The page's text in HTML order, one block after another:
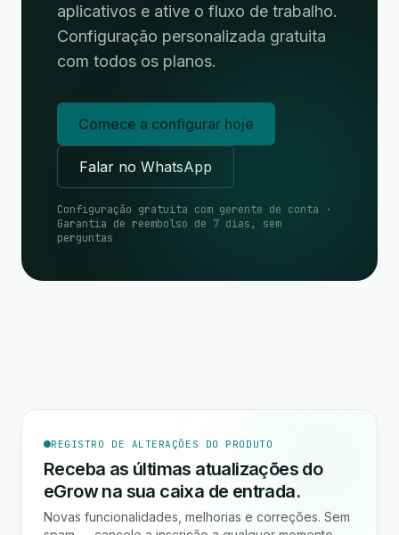
aplicativos e ative o fluxo de trabalho.
Configuração personalizada gratuita
com todos os planos.
Comece a configurar hoje
Falar no WhatsApp
Configuração gratuita com gerente de conta ·
Garantia de reembolso de 7 dias, sem
perguntas
REGISTRO DE ALTERAÇÕES DO PRODUTO
Receba as últimas atualizações do
eGrow na sua caixa de entrada.
Novas funcionalidades, melhorias e correções. Sem